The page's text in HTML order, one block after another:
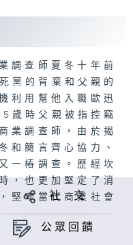
調查師夏冬十年前
黨的背棄和父親的
利用幫他入職歐迅
歲時父親被指控竊
業調查師，由於揭
和簡言齊心協力、
一樁調查。歷經坎
，也更加堅定了消
堅守當代商業社會
社 交
公眾回饋